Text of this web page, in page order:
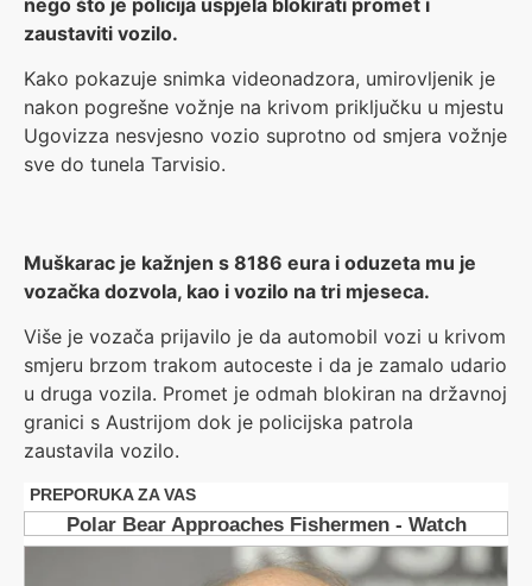
nego što je policija uspjela blokirati promet i
zaustaviti vozilo.
Kako pokazuje snimka videonadzora, umirovljenik je
nakon pogrešne vožnje na krivom priključku u mjestu
Ugovizza nesvjesno vozio suprotno od smjera vožnje
sve do tunela Tarvisio.
Muškarac je kažnjen s 8186 eura i oduzeta mu je
vozačka dozvola, kao i vozilo na tri mjeseca.
Više je vozača prijavilo je da automobil vozi u krivom
smjeru brzom trakom autoceste i da je zamalo udario
u druga vozila. Promet je odmah blokiran na državnoj
granici s Austrijom dok je policijska patrola
zaustavila vozilo.